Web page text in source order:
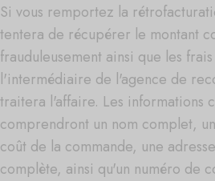
Si vous remportez la
tentera de récupérer le montant
frauduleusement ainsi que les
l'intermédiaire de l'agence de
traitera l'affaire. Les informations
comprendront un nom complet,
coût de la commande, une
complète, ainsi qu'un numéro de